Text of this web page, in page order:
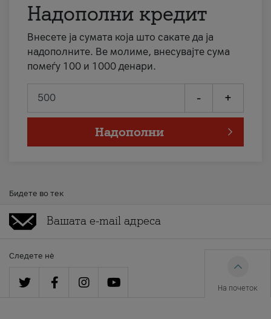
Надополни кредит
Внесете ја сумата која што сакате да ја
надополните. Ве молиме, внесувајте сума
помеѓу 100 и 1000 денари.
- +
Надополни
Бидете во тек
Следете нè
На почеток